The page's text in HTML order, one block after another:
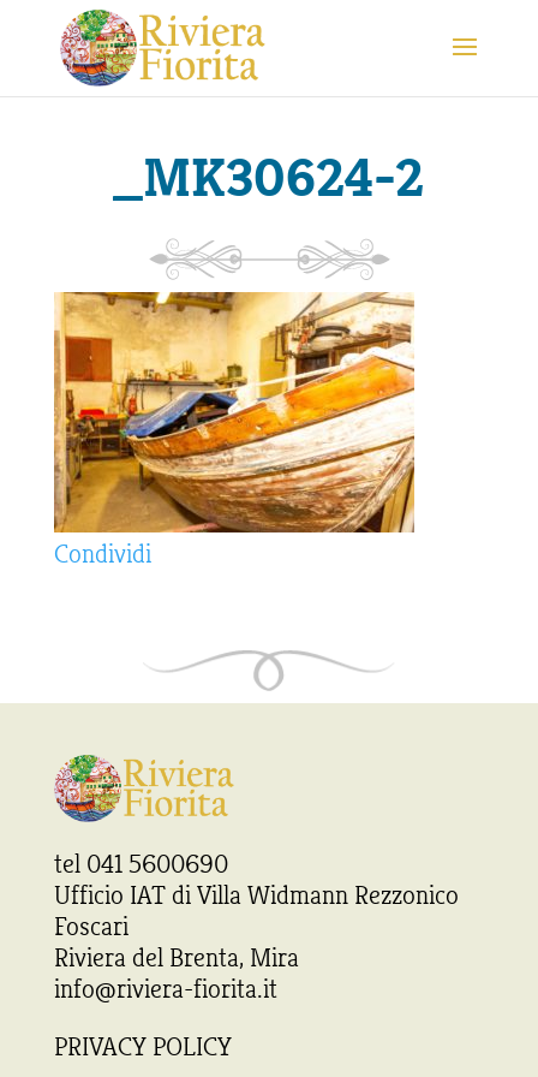
_MK30624-2
Condividi
tel 041 5600690
Ufficio IAT di Villa Widmann Rezzonico
Foscari
Riviera del Brenta, Mira
info@riviera-fiorita.it
PRIVACY POLICY